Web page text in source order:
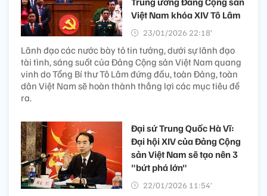
Việt Nam khóa XIV Tô Lâm
23/01/2026 22:18’
Lãnh đạo các nước bày tỏ tin tưởng, dưới sự lãnh đạo
tài tình, sáng suốt của Đảng Cộng sản Việt Nam quang
vinh do Tổng Bí thư Tô Lâm đứng đầu, toàn Đảng, toàn
dân Việt Nam sẽ hoàn thành thắng lợi các mục tiêu đề
ra.
Đại sứ Trung Quốc Hà Vĩ:
Đại hội XIV của Đảng Cộng
sản Việt Nam sẽ tạo nên 3
"bứt phá lớn"
22/01/2026 11:54’